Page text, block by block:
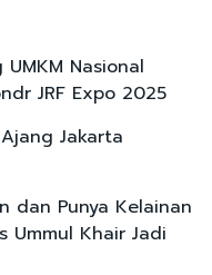
UMKM Nasional
JRF Expo 2025
Jakarta
dan Punya Kelainan
Ummul Khair Jadi